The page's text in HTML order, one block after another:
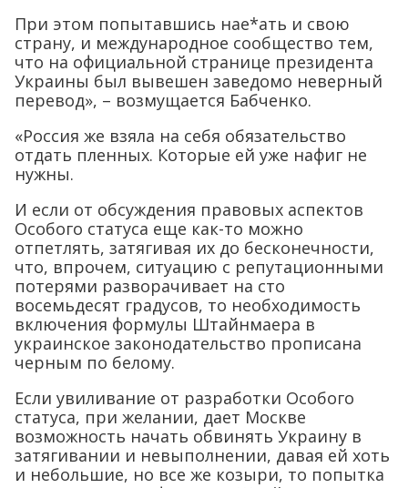
При этом попытавшись нае*ать и свою
страну, и международное сообщество тем,
что на официальной странице президента
Украины был вывешен заведомо неверный
перевод», – возмущается Бабченко.
«Россия же взяла на себя обязательство
отдать пленных. Которые ей уже нафиг не
нужны.
И если от обсуждения правовых аспектов
Особого статуса еще как-то можно
отпетлять, затягивая их до бесконечности,
что, впрочем, ситуацию с репутационными
потерями разворачивает на сто
восемьдесят градусов, то необходимость
включения формулы Штайнмаера в
украинское законодательство прописана
черным по белому.
Если увиливание от разработки Особого
статуса, при желании, дает Москве
возможность начать обвинять Украину в
затягивании и невыполнении, давая ей хоть
и небольшие, но все же козыри, то попытка